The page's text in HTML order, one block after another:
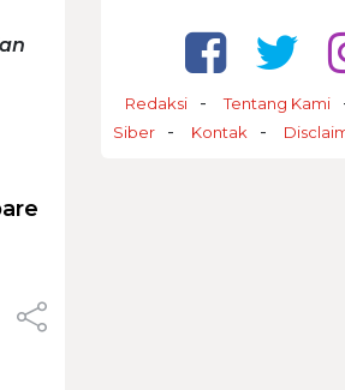
Redaksi Tentang Kami
Siber
Kontak